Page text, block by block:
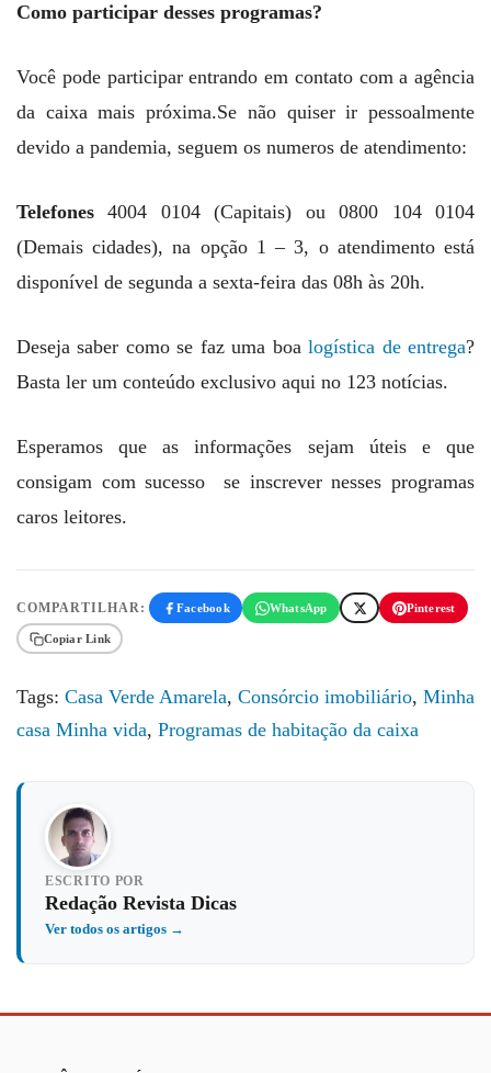
Como participar desses programas?
Você pode participar entrando em contato com a agência
da caixa mais próxima.Se não quiser ir pessoalmente
devido a pandemia, seguem os numeros de atendimento:
Telefones 4004 0104 (Capitais) ou 0800 104 0104
(Demais cidades), na opção 1 – 3, o atendimento está
disponível de segunda a sexta-feira das 08h às 20h.
Deseja saber como se faz uma boalogística de entrega?
Basta ler um conteúdo exclusivo aqui no 123 notícias.
Esperamos que as informações sejam úteis e que
consigam com sucesso se inscrever nesses programas
caros leitores.
COMPARTILHAR: Facebook WhatsApp Pinterest
Copiar Link
Tags: Casa Verde Amarela, Consórcio imobiliário, Minha
casa Minha vida, Programas de habitação da caixa
ESCRITO POR
Redação Revista Dicas
Ver todos os artigos →